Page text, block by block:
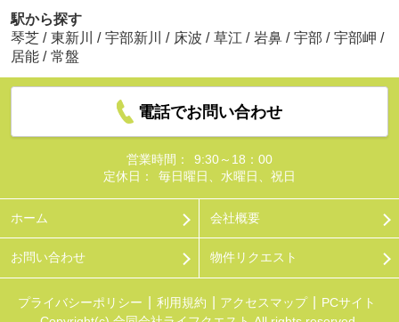
駅から探す
琴芝 / 東新川 / 宇部新川 / 床波 / 草江 / 岩鼻 / 宇部 / 宇部岬 /
居能 / 常盤
電話でお問い合わせ
営業時間：
9:30～18：00
定休日：
毎日曜日、水曜日、祝日
ホーム 会社概要
お問い合わせ 物件リクエスト
プライバシーポリシー 利用規約 アクセスマップ
PCサイト